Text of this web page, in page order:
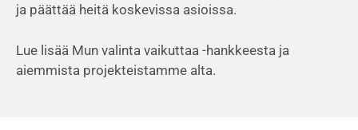
ja päättää heitä koskevissa asioissa.
Lue lisää Mun valinta vaikuttaa -hankkeesta ja
aiemmista projekteistamme alta.